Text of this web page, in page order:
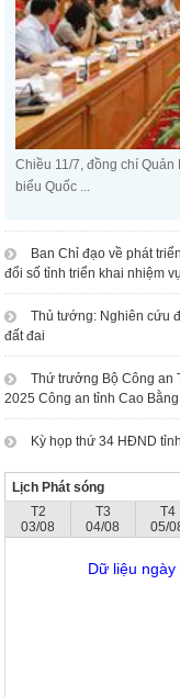
Chiều 11/7, đồng chí
biểu Quốc ...
Ban Chỉ đạo về phát
đổi số tỉnh triển khai nhiệm
Thủ tướng: Nghiên cứu
đất đai
Thứ trưởng Bộ Công an
2025 Công an tỉnh Cao Bằng
Kỳ họp thứ 34 HĐND
Lịch Phát sóng
T2
03/08
T3
04/08
T4
05/
Dữ liệu